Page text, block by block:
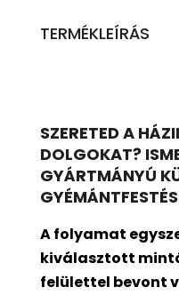
TERMÉKLEÍRÁS
SZERETED A
DOLGOKAT?
GYÁRTMÁNYÚ
A folyamat
kiválasztott
felülettel bevont